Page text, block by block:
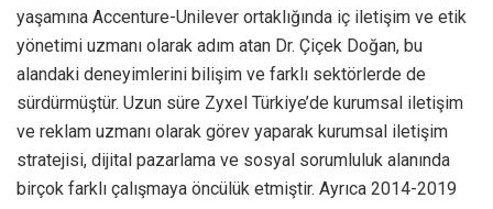
yaşamına Accenture-Unilever ortaklığında iç iletişim ve etik
yönetimi uzmanı olarak adım atan Dr. Çiçek Doğan, bu
alandaki deneyimlerini bilişim ve farklı sektörlerde de
sürdürmüştür. Uzun süre Zyxel Türkiye’de kurumsal iletişim
ve reklam uzmanı olarak görev yaparak kurumsal iletişim
stratejisi, dijital pazarlama ve sosyal sorumluluk alanında
birçok farklı çalışmaya öncülük etmiştir. Ayrıca 2014-2019